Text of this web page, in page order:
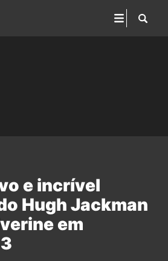
e incrível
Hugh Jackman
em